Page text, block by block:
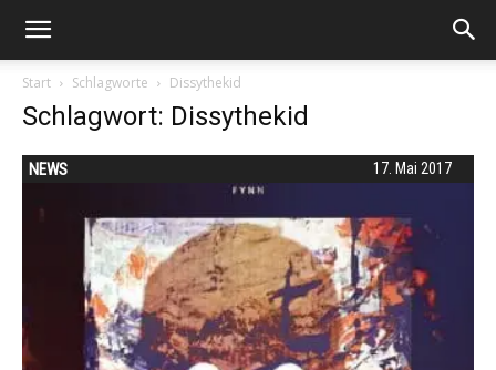
Start Schlagworte Dissythekid
Schlagwort: Dissythekid
17. Mai 2017
NEWS